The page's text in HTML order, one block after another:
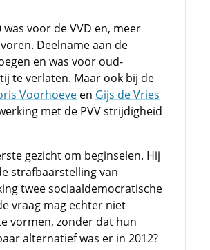
voor de VVD en, meer
Deelname aan de
en was voor oud-
te verlaten. Maar ook bij de
Voorhoeve en Gijs de Vries
met de PVV strijdigheid
gezicht om beginselen. Hij
strafbaarstelling van
twee sociaaldemocratische
vraag mag echter niet
vormen, zonder dat hun
alternatief was er in 2012?